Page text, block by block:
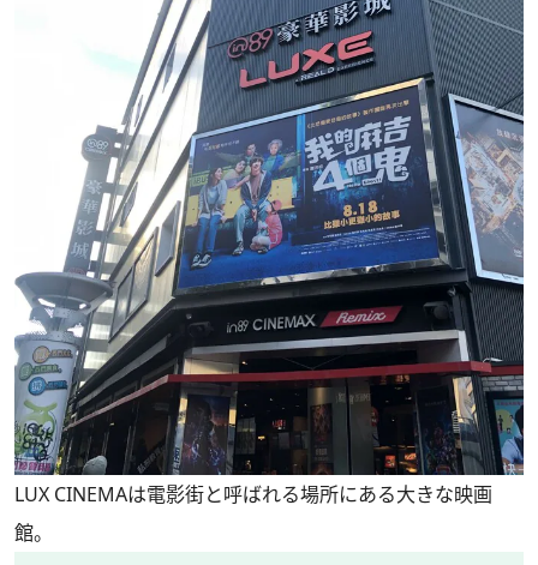
LUX CINEMAは電影街と呼ばれる場所にある大きな映画
館。